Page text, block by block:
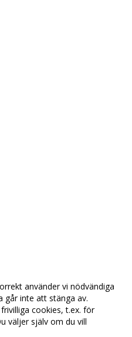
använder vi nödvändiga
går inte att stänga av.
cookies, t.ex. för
väljer själv om du vill